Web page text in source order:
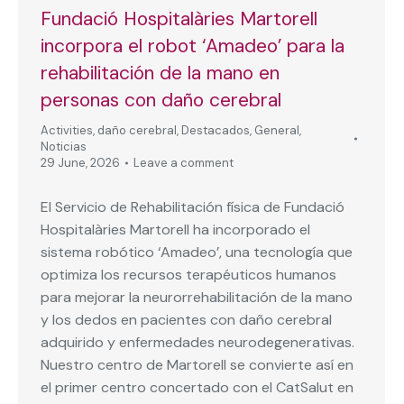
Fundació Hospitalàries Martorell
incorpora el robot ‘Amadeo’ para la
rehabilitación de la mano en
personas con daño cerebral
Activities, daño cerebral, Destacados, General,
Noticias
29 June, 2026
Leave a comment
El Servicio de Rehabilitación física de Fundació
Hospitalàries Martorell ha incorporado el
sistema robótico ‘Amadeo’, una tecnología que
optimiza los recursos terapéuticos humanos
para mejorar la neurorrehabilitación de la mano
y los dedos en pacientes con daño cerebral
adquirido y enfermedades neurodegenerativas.
Nuestro centro de Martorell se convierte así en
el primer centro concertado con el CatSalut en